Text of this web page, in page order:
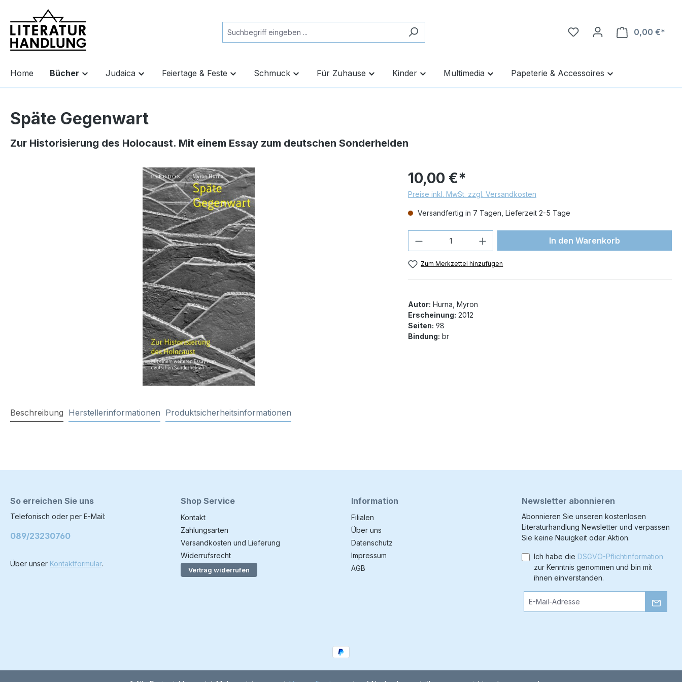
Zur Hauptnavigation springen
0,00 €*
Home Bücher Judaica Feiertage & Feste Schmuck Für Zuhause Kinder Multimedia Papeterie & Accessoires
Späte Gegenwart
Zur Historisierung des Holocaust. Mit einem Essay zum deutschen Sonderhelden
10,00 €*
Preise inkl. MwSt. zzgl. Versandkosten
Versandfertig in 7 Tagen, Lieferzeit 2-5 Tage
Produkt Anzahl: Gib den gewünschten Wert
In den Warenkorb
Zum Merkzettel hinzufügen
Autor: Hurna, Myron
Erscheinung: 2012
Seiten: 98
Bindung: br
Beschreibung Herstellerinformationen Produktsicherheitsinformationen
So erreichen Sie uns
Telefonisch oder per E-Mail:
089/23230760
Über unser Kontaktformular.
Shop Service
Kontakt
Zahlungsarten
Versandkosten und Lieferung
Widerrufsrecht
Vertrag widerrufen
Information
Filialen
Über uns
Datenschutz
Impressum
AGB
Newsletter abonnieren
Abonnieren Sie unseren kostenlosen
Literaturhandlung Newsletter und verpassen
Sie keine Neuigkeit oder Aktion.
Ich habe die DSGVO-Pflichtinformation
zur Kenntnis genommen und bin mit
ihnen einverstanden.